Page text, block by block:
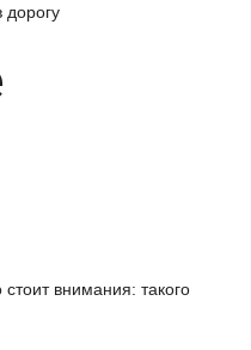
внимания: такого